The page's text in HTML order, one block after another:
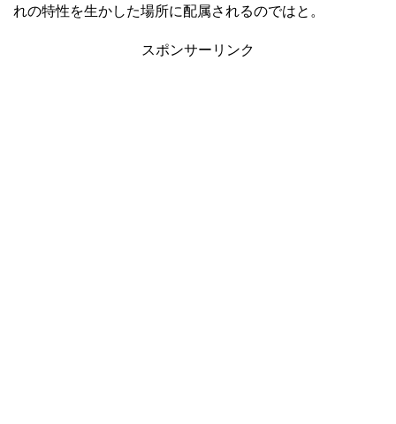
れの特性を生かした場所に配属されるのではと。
スポンサーリンク